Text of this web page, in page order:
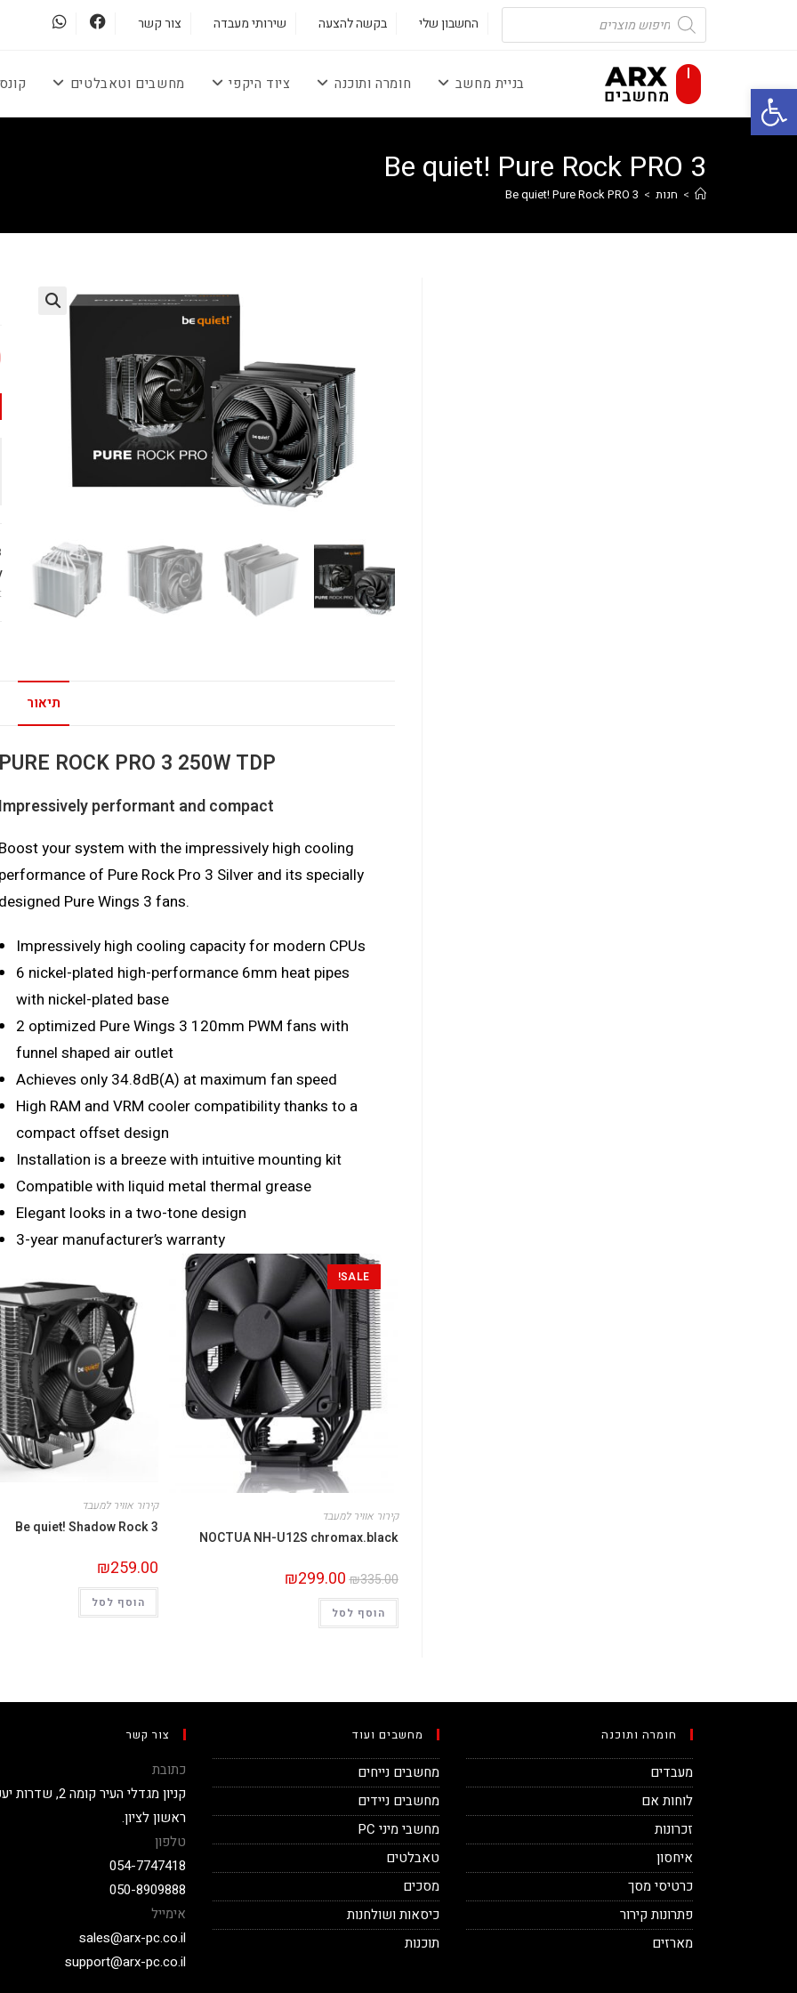
פתח סרגל נגישות
Products
search החשבון שלי בקשה להצעה שירותי מעבדה צור קשר
בניית מחשב חומרה ותוכנה ציוד היקפי מחשבים וטאבלטים
Be quiet! Pure Rock PRO 3
> חנות >
Be quiet! Pure Rock PRO 3
תיאור
PURE ROCK PRO 3 250W TDP
Impressively performant and compact
Boost your system with the impressively high cooling
performance of Pure Rock Pro 3 Silver and its specially
designed Pure Wings 3 fans.
Impressively high cooling capacity for modern CPUs
6 nickel-plated high-performance 6mm heat pipes
with nickel-plated base
2 optimized Pure Wings 3 120mm PWM fans with
funnel shaped air outlet
Achieves only 34.8dB(A) at maximum fan speed
High RAM and VRM cooler compatibility thanks to a
compact offset design
Installation is a breeze with intuitive mounting kit
Compatible with liquid metal thermal grease
Elegant looks in a two-tone design
3-year manufacturer’s warranty
SALE!
קירור אוויר למעבד
NOCTUA NH-U12S chromax.black
₪335.00
₪299.00
הוסף לסל
קירור אוויר למעבד
Be quiet! Shadow Rock 3
₪259.00
הוסף לסל
חומרה ותוכנה
מעבדים
לוחות אם
זכרונות
איחסון
כרטיסי מסך
פתרונות קירור
מארזים
מחשבים ועוד
מחשבים נייחים
מחשבים ניידים
מחשבי מיני PC
טאבלטים
מסכים
כיסאות ושולחנות
תוכנות
צור קשר
כתובת
ראשון לציון.
טלפון
054-7747418
050-8909888
אימייל
sales@arx-pc.co.il
support@arx-pc.co.il